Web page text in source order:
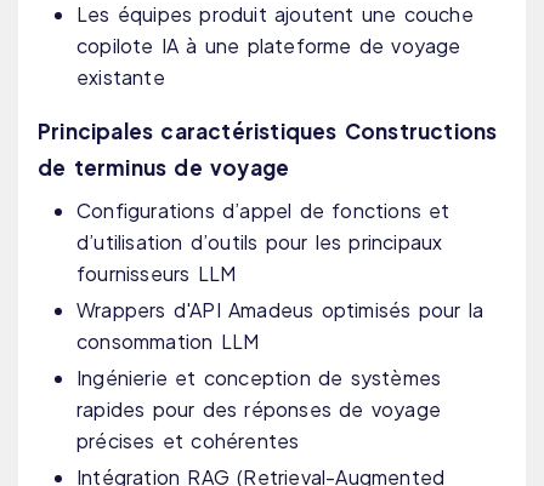
Les équipes produit ajoutent une couche
copilote IA à une plateforme de voyage
existante
Principales caractéristiques Constructions
de terminus de voyage
Configurations d’appel de fonctions et
d’utilisation d’outils pour les principaux
fournisseurs LLM
Wrappers d'API Amadeus optimisés pour la
consommation LLM
Ingénierie et conception de systèmes
rapides pour des réponses de voyage
précises et cohérentes
Intégration RAG (Retrieval-Augmented